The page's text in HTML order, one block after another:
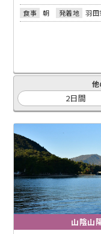
食事 朝 発着地 羽田
他
2日間
山陰山